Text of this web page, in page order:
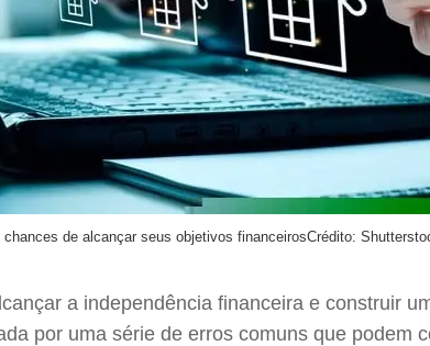
de alcançar seus objetivos financeirosCrédito:
a independência financeira e construir
por uma série de erros comuns que podem